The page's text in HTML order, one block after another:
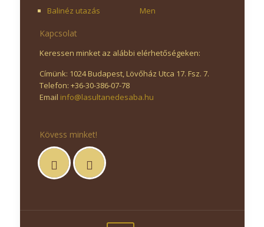
Balinéz utazás
Men
Kapcsolat
Keressen minket az alábbi elérhetőségeken:
Címünk: 1024 Budapest, Lövőház Utca 17. Fsz. 7.
Telefon: +36-30-386-07-78
Email info@lasultanedesaba.hu
Kövess minket!